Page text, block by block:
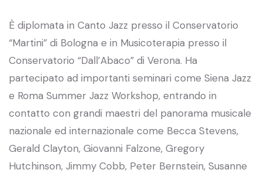
È diplomata in Canto Jazz presso il Conservatorio
“Martini” di Bologna e in Musicoterapia presso il
Conservatorio “Dall’Abaco” di Verona. Ha
partecipato ad importanti seminari come Siena Jazz
e Roma Summer Jazz Workshop, entrando in
contatto con grandi maestri del panorama musicale
nazionale ed internazionale come Becca Stevens,
Gerald Clayton, Giovanni Falzone, Gregory
Hutchinson, Jimmy Cobb, Peter Bernstein, Susanne